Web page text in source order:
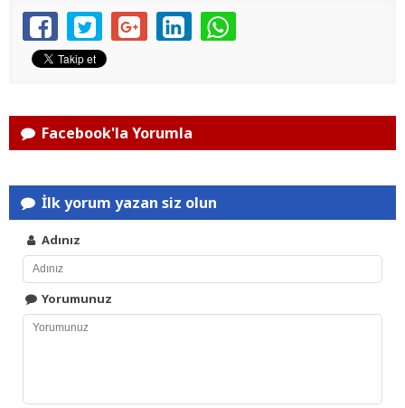
Facebook'la Yorumla
İlk yorum yazan siz olun
Adınız
Yorumunuz